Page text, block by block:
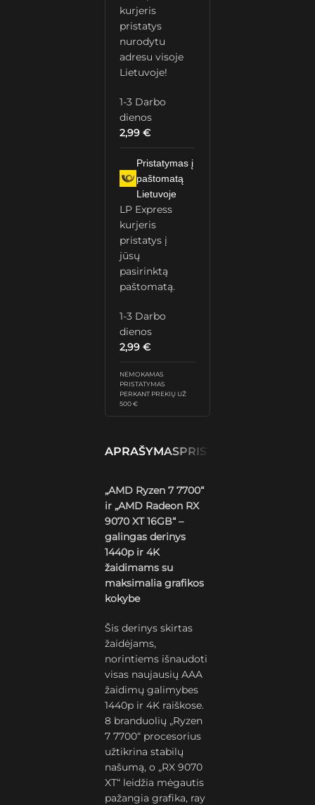
kurjeris
pristatys
nurodytu
adresu visoje
Lietuvoje!
1-3 Darbo
dienos
2,99€
Pristatymas į
paštomatą
Lietuvoje
LP Express
kurjeris
pristatys į
jūsų
pasirinktą
paštomatą.
1-3 Darbo
dienos
2,99€
NEMOKAMAS
PRISTATYMAS
PERKANT PREKIŲ UŽ
500 €
APRAŠYMASPRISTATYMAS IR
„AMD Ryzen 7 7700“
ir „AMD Radeon RX
9070 XT 16GB“ –
galingas derinys
1440p ir 4K
žaidimams su
maksimalia grafikos
kokybe
Šis derinys skirtas
žaidėjams,
norintiems išnaudoti
visas naujausių AAA
žaidimų galimybes
1440p ir 4K raiškose.
8 branduolių „Ryzen
7 7700“ procesorius
užtikrina stabilų
našumą, o „RX 9070
XT“ leidžia mėgautis
pažangia grafika, ray